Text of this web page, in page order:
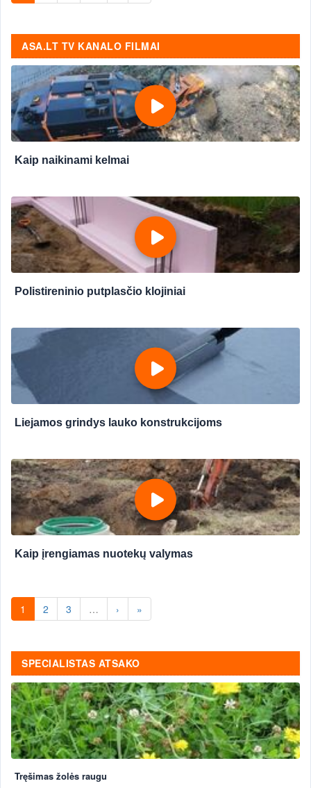
ASA.LT TV KANALO FILMAI
Kaip naikinami kelmai
Polistireninio putplasčio klojiniai
Liejamos grindys lauko konstrukcijoms
Kaip įrengiamas nuotekų valymas
1 2 3 … › »
SPECIALISTAS ATSAKO
Tręšimas žolės raugu